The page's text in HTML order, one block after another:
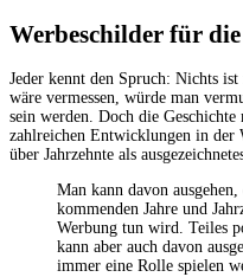
Werbeschilder für
Jeder kennt den Spruch: Nichts
wäre vermessen, würde man
sein werden. Doch die
zahlreichen Entwicklungen in der
über Jahrzehnte als
Man kann davon
kommenden Jahre und
Werbung tun wird. Teiles
kann aber auch davon
immer eine Rolle spielen